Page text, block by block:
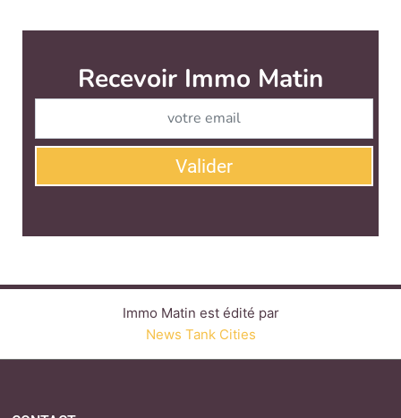
Immo Matin est édité par
QUI SOMMES-NOUS ?
LINKEDINTWITTERFACEBOOK
YOUTUBE